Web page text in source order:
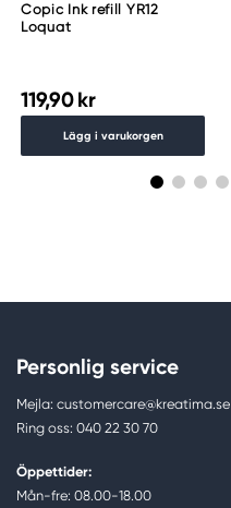
Copic Ink refill YR12
Loquat
119,90 kr
Lägg i varukorgen
Personlig service
Mejla: customercare@kreatima.se
Ring oss: 040 22 30 70
Öppettider:
Mån-fre: 08.00-18.00